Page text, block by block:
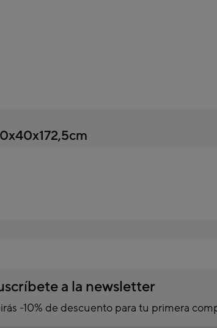
a la newsletter
-10% de descuento para tu primera